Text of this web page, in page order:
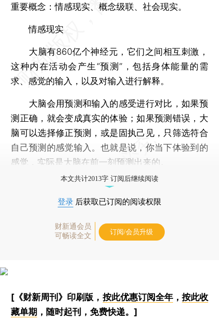
重要概念：情感现实、概念级联、社会现实。
情感现实
大脑有860亿个神经元，它们之间相互刺激，
这种内在活动会产生“预测”，包括身体能量的需
求、感觉的输入，以及对输入进行解释。
大脑会用预测和输入的感受进行对比，如果预
测正确，就会变成真实的体验；如果预测错误，大
脑可以选择修正预测，或是固执己见，只筛选符合
自己预测的感觉输入。也就是说，你当下体验到的
感觉，实际是大脑在前一刻预测出来的。
本文共计2013字 订阅后继续阅读
登录 后获取已订阅的阅读权限
财新通会员
可畅读全文
订阅/会员升级
[《财新周刊》印刷版， 按此优惠订阅全年， 按此收
藏单期 ，随时起刊，免费快递。]